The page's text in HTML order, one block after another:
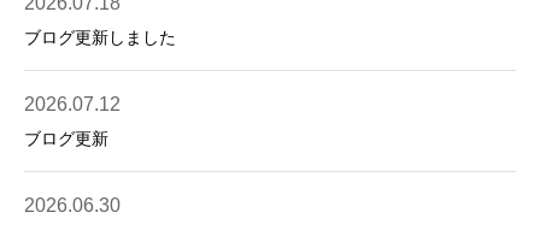
ブログ更新しました
2026.07.12
ブログ更新
2026.06.30